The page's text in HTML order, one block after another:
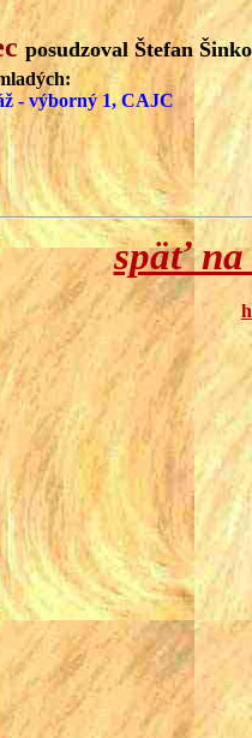
posudzoval Štefan
- výborný 1, CAJC
späť na